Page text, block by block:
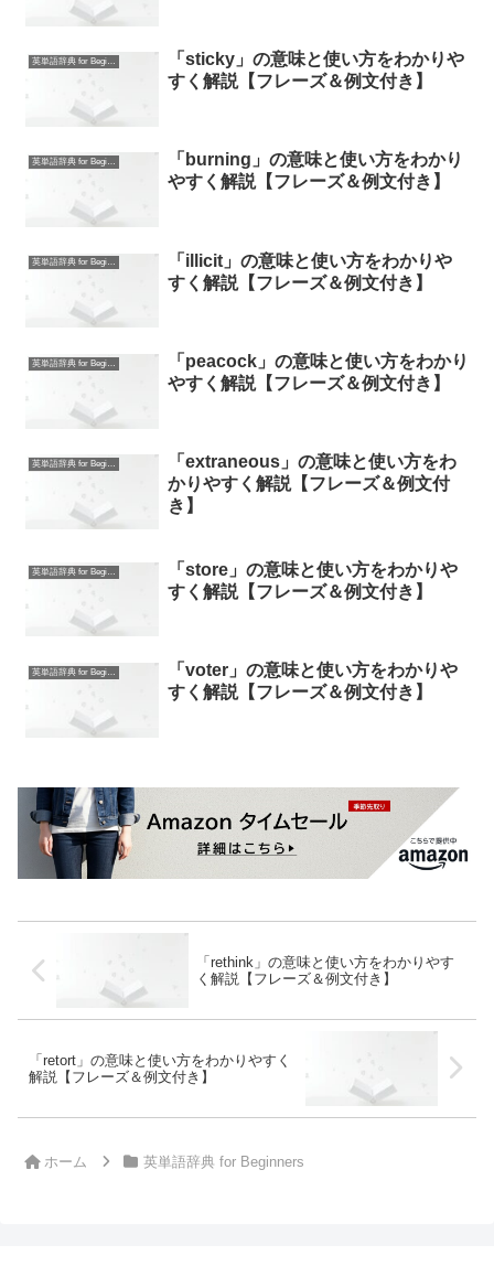
英単語辞典 for Beginners
「sticky」の意味と使い方をわかりや
すく解説【フレーズ＆例文付き】
英単語辞典 for Beginners
「burning」の意味と使い方をわかり
やすく解説【フレーズ＆例文付き】
英単語辞典 for Beginners
「illicit」の意味と使い方をわかりや
すく解説【フレーズ＆例文付き】
英単語辞典 for Beginners
「peacock」の意味と使い方をわかり
やすく解説【フレーズ＆例文付き】
英単語辞典 for Beginners
「extraneous」の意味と使い方をわ
かりやすく解説【フレーズ＆例文付
き】
英単語辞典 for Beginners
「store」の意味と使い方をわかりや
すく解説【フレーズ＆例文付き】
英単語辞典 for Beginners
「voter」の意味と使い方をわかりや
すく解説【フレーズ＆例文付き】
「rethink」の意味と使い方をわかりやす
く解説【フレーズ＆例文付き】
「retort」の意味と使い方をわかりやすく
解説【フレーズ＆例文付き】
ホーム 英単語辞典 for Beginners